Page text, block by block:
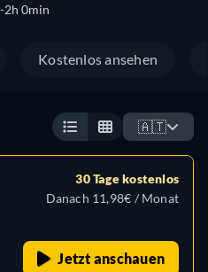
2h 0min
Kostenlos ansehen
🇦🇹
30 Tage kostenlos
Danach 11,98€ / Monat
Jetzt anschauen